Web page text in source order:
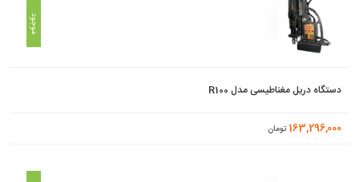
موجود
دستگاه دریل مغناطیسی مدل R100
163,296,000 تومان